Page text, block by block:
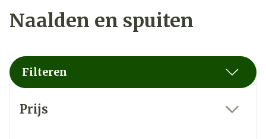
Naalden en spuiten
Filteren
Prijs